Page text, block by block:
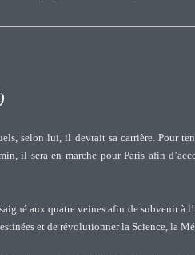
selon lui, il devrait sa carrière. Pour
il sera en marche pour Paris afin
aux quatre veines afin de subvenir à
et de révolutionner la Science, la